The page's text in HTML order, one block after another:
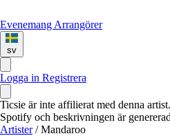
Evenemang Arrangörer
sv
Logga in Registrera
Ticsie är inte affilierat med denna
Spotify och beskrivningen är
Artister / Mandaroo